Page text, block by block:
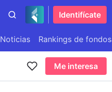
Identifícate
Noticias Rankings de fondos
Me interesa